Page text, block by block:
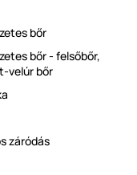
bőr
bőr - felsőbőr,
velúr bőr
záródás